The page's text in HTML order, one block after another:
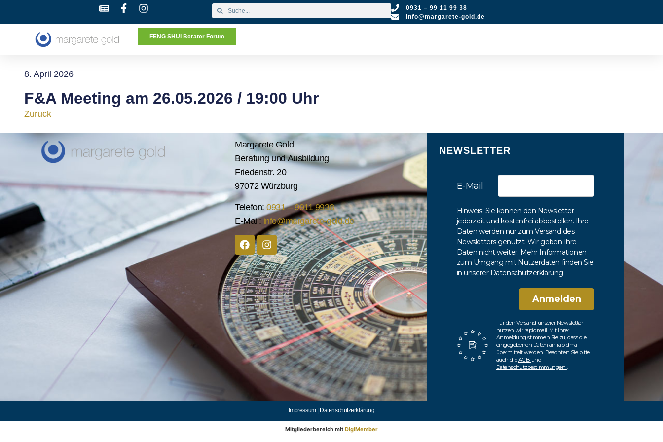
0931 – 99 11 99 38
info@margarete-gold.de
FENG SHUI Berater Forum
8. April 2026
F&A Meeting am 26.05.2026 / 19:00 Uhr
Zurück
Margarete Gold
Beratung und Ausbildung
Friedenstr. 20
97072 Würzburg
Telefon:0931 – 9911 9938
E-Mail: info@margarete-gold.de
NEWSLETTER
E-Mail
Hinweis: Sie können den Newsletter
jederzeit und kostenfrei abbestellen. Ihre
Daten werden nur zum Versand des
Newsletters genutzt. Wir geben Ihre
Daten nicht weiter. Mehr Informationen
zum Umgang mit Nutzerdaten finden Sie
in unserer Datenschutzerklärung.
Anmelden
Für den Versand unserer Newsletter
nutzen wir rapidmail. Mit Ihrer
Anmeldung stimmen Sie zu, dass die
eingegebenen Daten an rapidmail
übermittelt werden. Beachten Sie bitte
auch dieAGB und
Datenschutzbestimmungen .
Impressum | Datenschutzerklärung
Mitgliederbereich mit DigiMember